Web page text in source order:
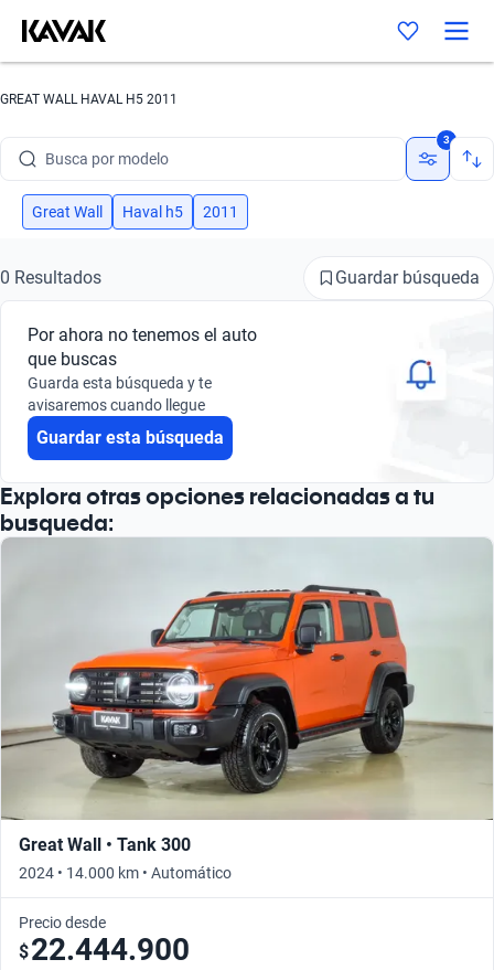
GREAT WALL HAVAL H5 2011
Busca por modelo
Busca por versión
Busca por marca
Busca por modelo
Busca por versión
3
Great Wall Haval h5 2011
0 Resultados Guardar búsqueda
Por ahora no tenemos el auto
que buscas
Guarda esta búsqueda y te
avisaremos cuando llegue
Guardar esta búsqueda
Explora otras opciones relacionadas a tu
busqueda:
Great Wall • Tank 300
2024 • 14.000 km • Automático
Precio desde
$22.444.900